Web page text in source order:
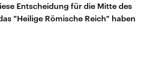
Entscheidung für die Mitte des
"Heilige Römische Reich" haben